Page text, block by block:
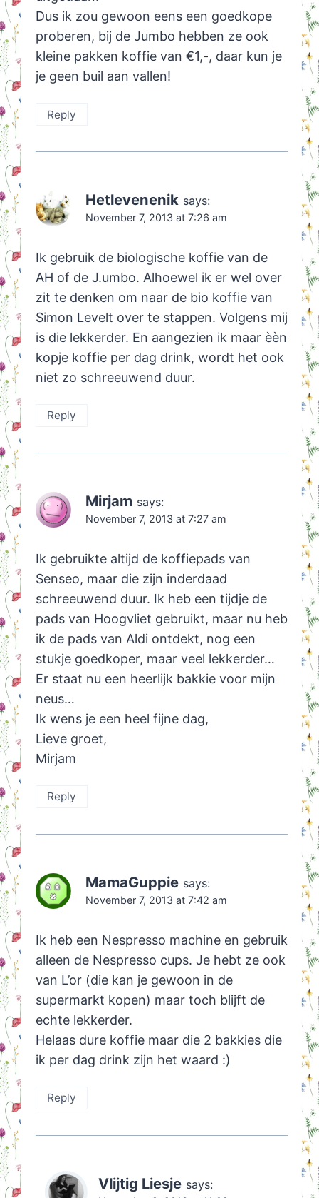
Dus ik zou gewoon eens een goedkope
proberen, bij de Jumbo hebben ze ook
kleine pakken koffie van €1,-, daar kun je
je geen buil aan vallen!
Reply
Hetlevenenik says:
November 7, 2013 at 7:26 am
Ik gebruik de biologische koffie van de
AH of de J.umbo. Alhoewel ik er wel over
zit te denken om naar de bio koffie van
Simon Levelt over te stappen. Volgens mij
is die lekkerder. En aangezien ik maar èèn
kopje koffie per dag drink, wordt het ook
niet zo schreeuwend duur.
Reply
Mirjam says:
November 7, 2013 at 7:27 am
Ik gebruikte altijd de koffiepads van
Senseo, maar die zijn inderdaad
schreeuwend duur. Ik heb een tijdje de
pads van Hoogvliet gebruikt, maar nu heb
ik de pads van Aldi ontdekt, nog een
stukje goedkoper, maar veel lekkerder…
Er staat nu een heerlijk bakkie voor mijn
neus…
Ik wens je een heel fijne dag,
Lieve groet,
Mirjam
Reply
MamaGuppie says:
November 7, 2013 at 7:42 am
Ik heb een Nespresso machine en gebruik
alleen de Nespresso cups. Je hebt ze ook
van L’or (die kan je gewoon in de
supermarkt kopen) maar toch blijft de
echte lekkerder.
Helaas dure koffie maar die 2 bakkies die
ik per dag drink zijn het waard :)
Reply
Vlijtig Liesje says: